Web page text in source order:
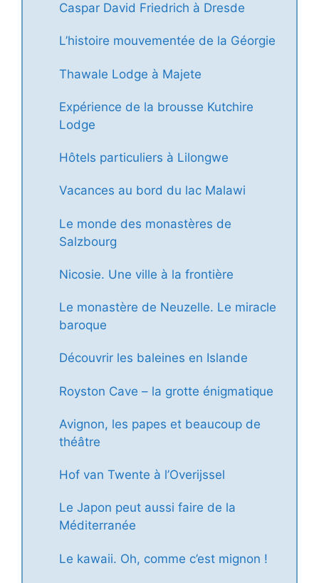
Caspar David Friedrich à Dresde
L’histoire mouvementée de la Géorgie
Thawale Lodge à Majete
Expérience de la brousse Kutchire
Lodge
Hôtels particuliers à Lilongwe
Vacances au bord du lac Malawi
Le monde des monastères de
Salzbourg
Nicosie. Une ville à la frontière
Le monastère de Neuzelle. Le miracle
baroque
Découvrir les baleines en Islande
Royston Cave – la grotte énigmatique
Avignon, les papes et beaucoup de
théâtre
Hof van Twente à l’Overijssel
Le Japon peut aussi faire de la
Méditerranée
Le kawaii. Oh, comme c’est mignon !